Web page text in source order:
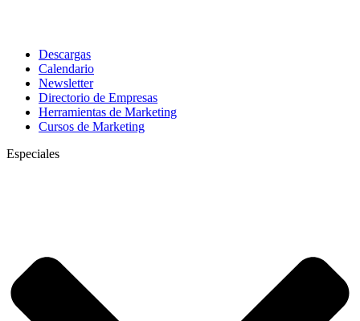
Descargas
Calendario
Newsletter
Directorio de Empresas
Herramientas de Marketing
Cursos de Marketing
Especiales